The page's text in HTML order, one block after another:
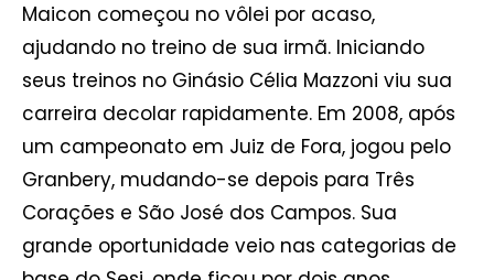
Maicon começou no vôlei por acaso,
ajudando no treino de sua irmã. Iniciando
seus treinos no Ginásio Célia Mazzoni viu sua
carreira decolar rapidamente. Em 2008, após
um campeonato em Juiz de Fora, jogou pelo
Granbery, mudando-se depois para Três
Corações e São José dos Campos. Sua
grande oportunidade veio nas categorias de